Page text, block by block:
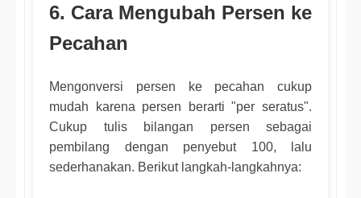
6. Cara Mengubah Persen ke
Pecahan
Mengonversi persen ke pecahan cukup
mudah karena persen berarti "per seratus".
Cukup tulis bilangan persen sebagai
pembilang dengan penyebut 100, lalu
sederhanakan. Berikut langkah-langkahnya: